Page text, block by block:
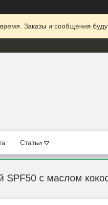
Заказы и сообщения
Статьи
SPF50 с маслом